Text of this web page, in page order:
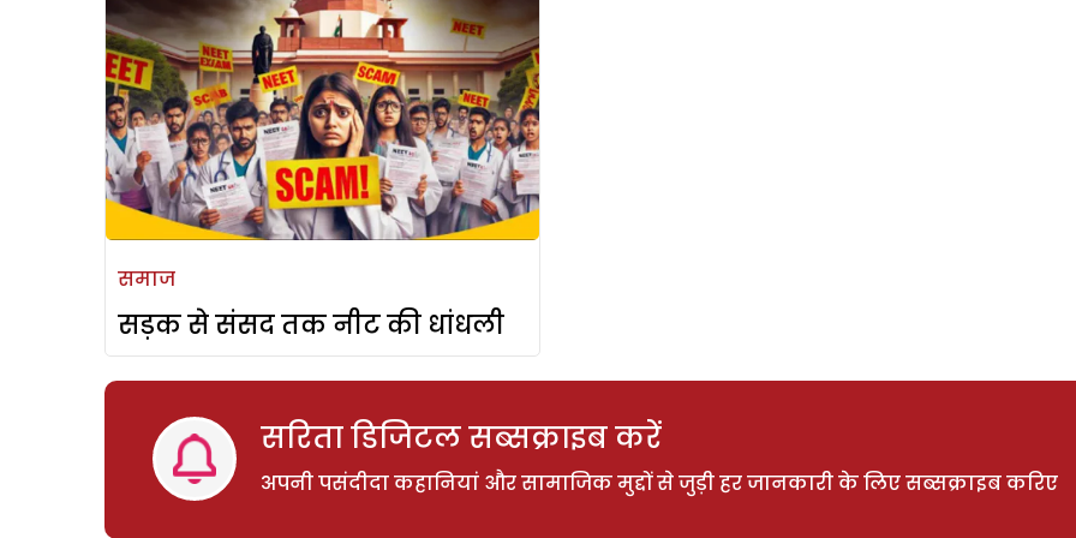
समाज
सड़क से संसद तक नीट की धांधली
सरिता डिजिटल सब्सक्राइब करें
अपनी पसंदीदा कहानियां और सामाजिक मुद्दों से जुड़ी हर जानकारी के लिए सब्सक्राइब करिए